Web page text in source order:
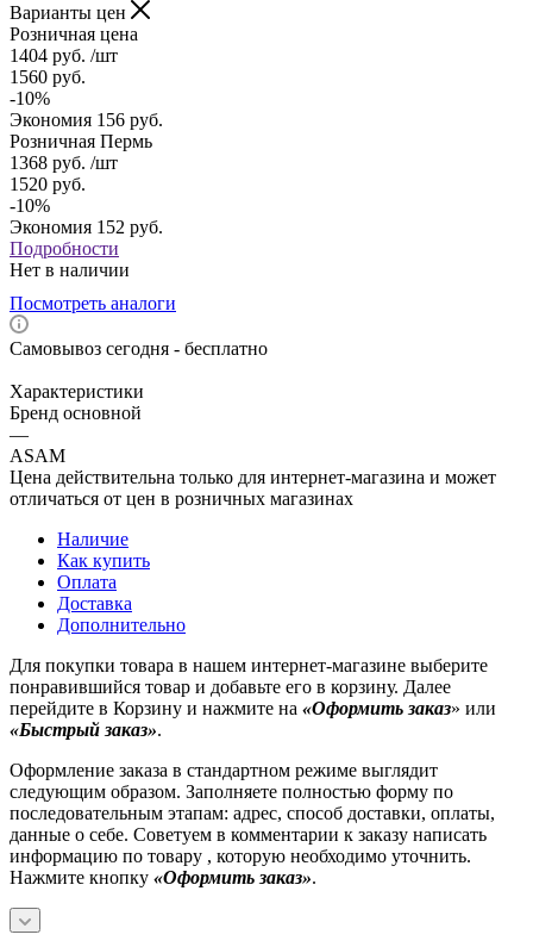
Варианты цен
Розничная цена
1404 руб. /шт
1560 руб.
-10%
Экономия 156 руб.
Розничная Пермь
1368 руб. /шт
1520 руб.
-10%
Экономия 152 руб.
Подробности
Нет в наличии
Посмотреть аналоги
Самовывоз сегодня - бесплатно
Характеристики
Бренд основной
—
ASAM
Цена действительна только для интернет-магазина и может
отличаться от цен в розничных магазинах
Наличие
Как купить
Оплата
Доставка
Дополнительно
Для покупки товара в нашем интернет-магазине выберите
понравившийся товар и добавьте его в корзину. Далее
перейдите в Корзину и нажмите на «Оформить заказ» или
«Быстрый заказ».
Оформление заказа в стандартном режиме выглядит
следующим образом. Заполняете полностью форму по
последовательным этапам: адрес, способ доставки, оплаты,
данные о себе. Советуем в комментарии к заказу написать
информацию по товару , которую необходимо уточнить.
Нажмите кнопку «Оформить заказ».